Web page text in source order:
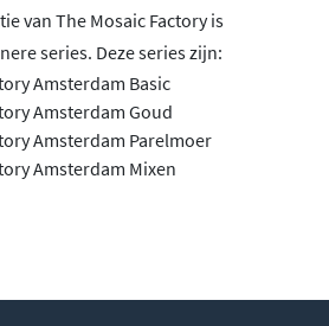
van The Mosaic Factory is
series. Deze series zijn:
Amsterdam Basic
Amsterdam Goud
Amsterdam Parelmoer
Amsterdam Mixen